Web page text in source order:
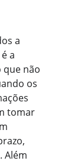
a
a
que não
os
tomar
Além